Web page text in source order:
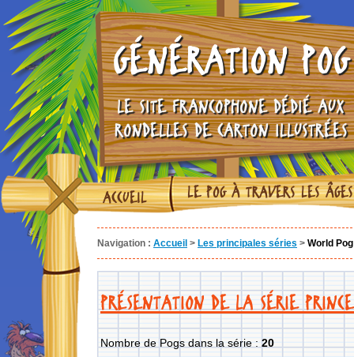
GÉNÉRATION POG
LE SITE FRANCOPHONE DÉDIÉ AUX
RONDELLES DE CARTON ILLUSTRÉES
ACCUEIL LE POG À TRAVERS LES ÂGES
Navigation : Accueil > Les principales séries > World
PRÉSENTATION DE LA SÉRIE
Nombre de Pogs dans la série : 20